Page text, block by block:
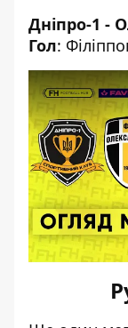
Дніпро-1 -
Гол: